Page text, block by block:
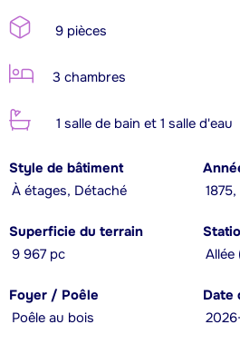
9 pièces
3 chambres
1 salle de bain et 1 salle d'eau
Style de bâtiment
À étages, Détaché
Superficie du terrain
9 967 pc
Allée
Foyer / Poêle
Poêle au bois
Date